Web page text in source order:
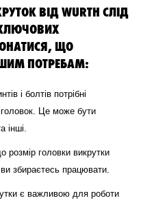
ВІД WURTH СЛІД
ЩО
ПОТРЕБАМ:
і болтів потрібні
головок. Це може бути
інші.
розмір головки викрутки
ви збираєтесь працювати.
є важливою для роботи